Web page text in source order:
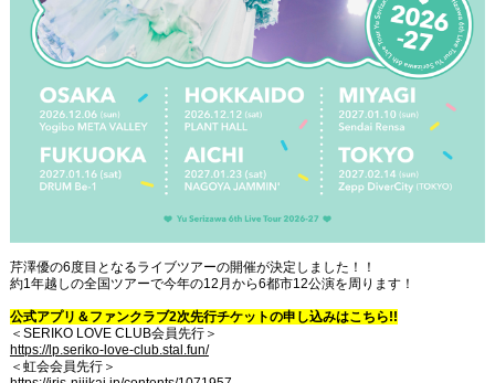
芹澤優の6度目となるライブツアーの開催が決定しました！！
約1年越しの全国ツアーで今年の12月から6都市12公演を周ります！
公式アプリ＆ファンクラブ2次先行チケットの申し込みはこちら!!
＜SERIKO LOVE CLUB会員先行＞
https://lp.seriko-love-club.stal.fun/
＜虹会会員先行＞